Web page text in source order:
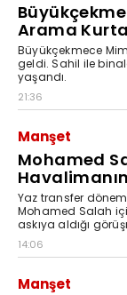
Arama
Büyükçekmece
geldi. Sahil ile
yaşandı.
21:36
Manşet
Mohamed
Yaz transfer
Mohamed Salah
askıya aldığı
14:06
Manşet